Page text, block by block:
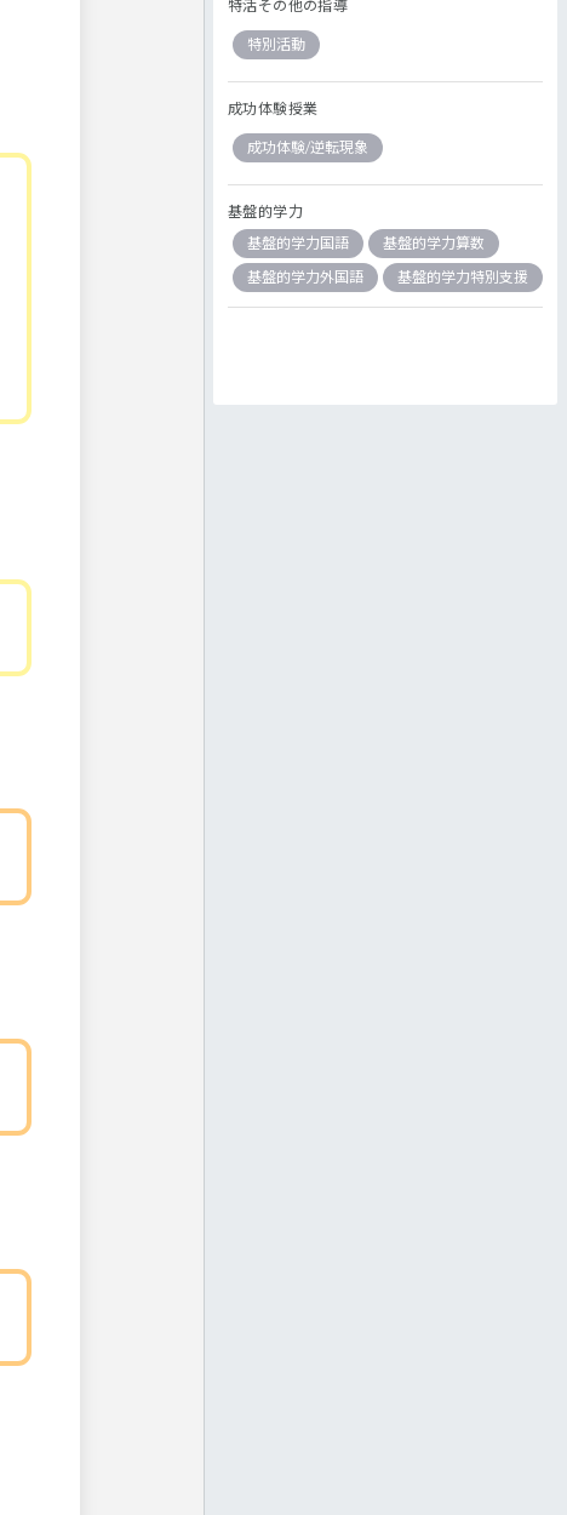
特活その他の指導
特別活動
成功体験授業
成功体験/逆転現象
基盤的学力
基盤的学力国語
基盤的学力算数
基盤的学力外国語
基盤的学力特別支援